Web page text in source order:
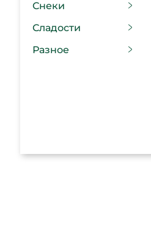
Снеки
Сладости
Разное